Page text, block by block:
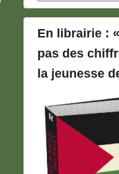
En librairie :
pas des
la jeunesse